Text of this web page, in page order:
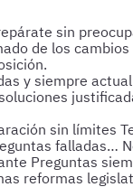
sin
de los
y siempre
sin límites
falladas…
Preguntas
reformas